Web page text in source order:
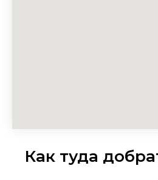
Как туда